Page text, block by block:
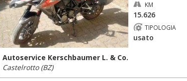
KM
15.626
TIPOLOGIA
usato
Autoservice Kerschbaumer L. & Co.
Castelrotto (BZ)